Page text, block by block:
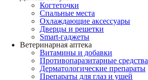
Когтеточки
Спальные места
Охлаждающие аксессуары
Дверцы и решетки
Smart-гаджеты
Ветеринарная аптека
Витамины и добавки
Противопаразитарные средства
Дерматологические препараты
Препараты для глаз и ушей